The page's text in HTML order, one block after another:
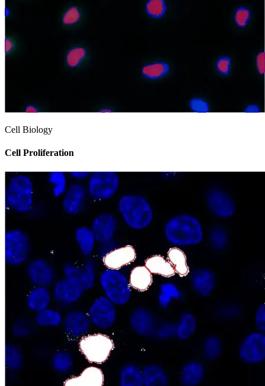
Cell Biology
Cell Proliferation